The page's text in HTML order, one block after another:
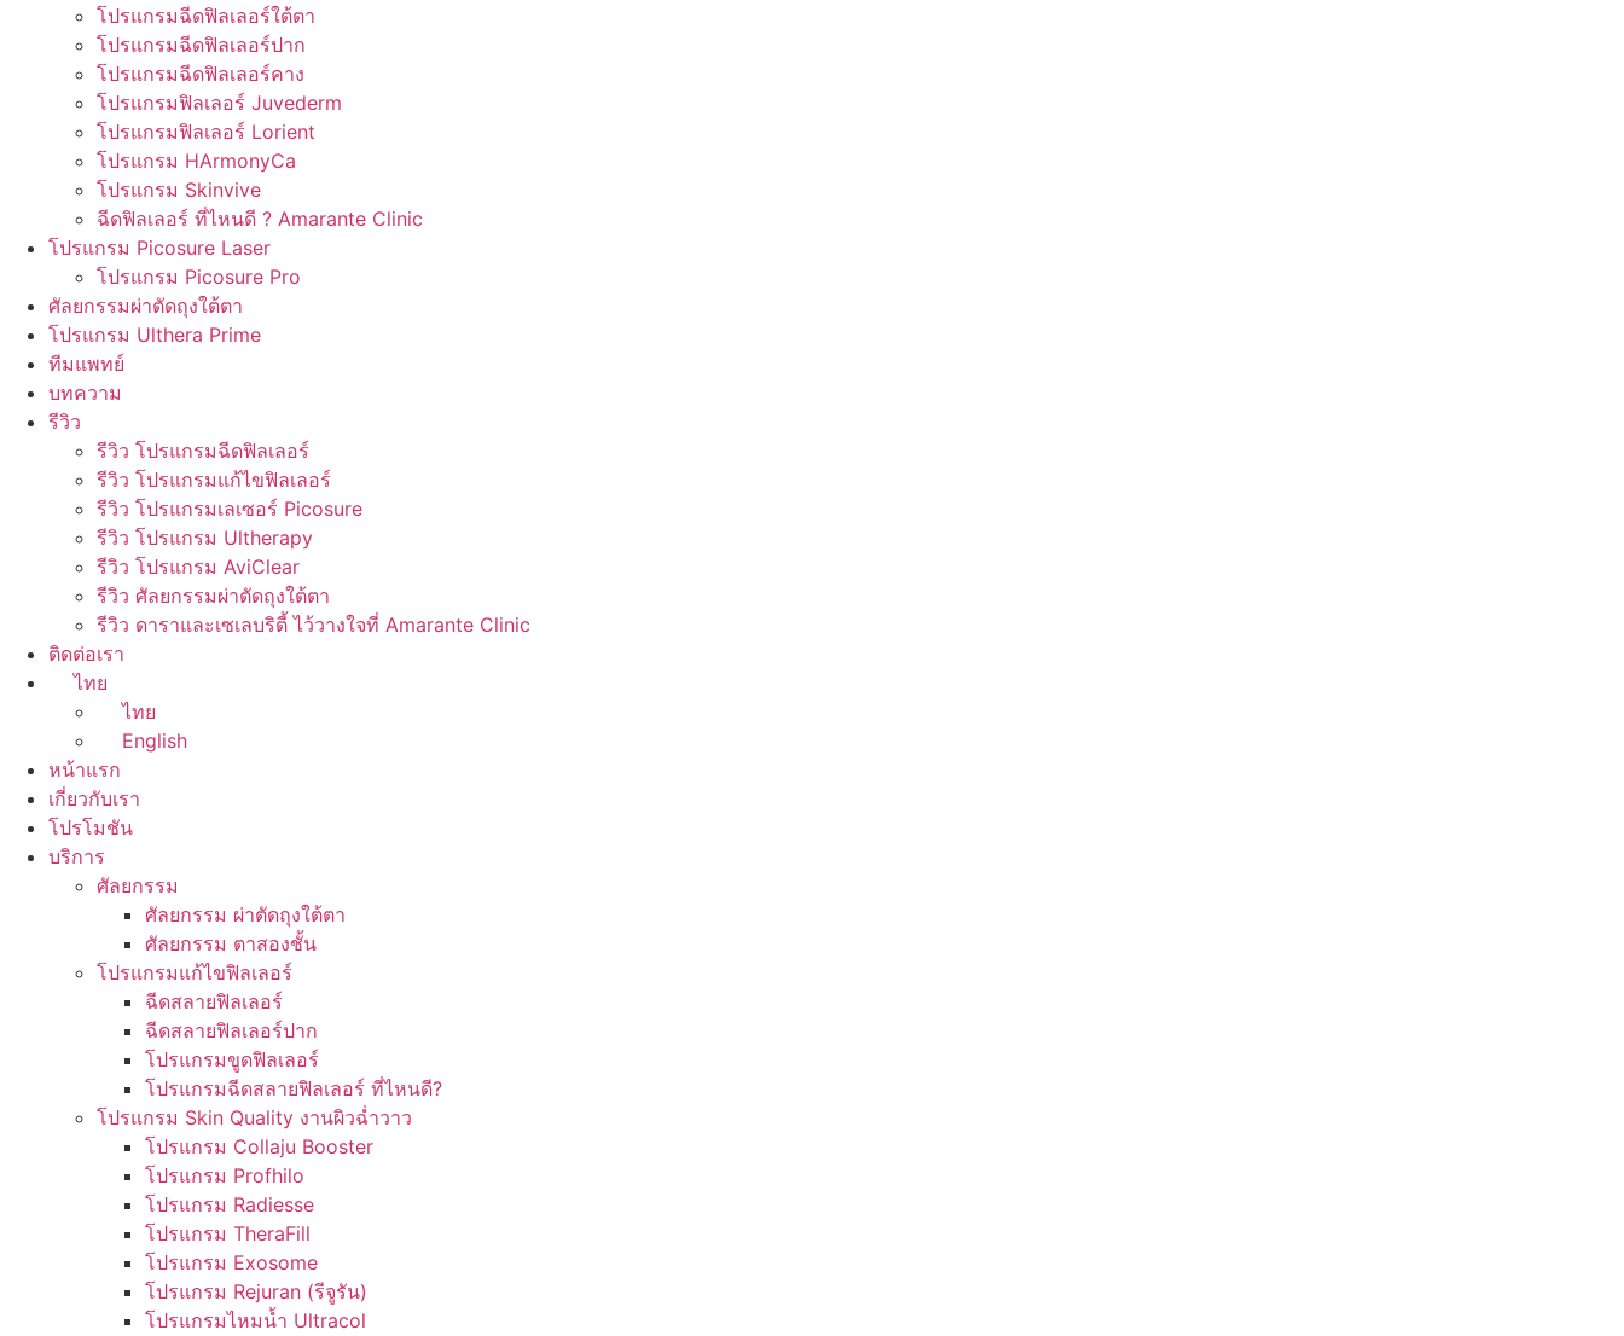
โปรแกรมฉีดฟิลเลอร์ใต้ตา
โปรแกรมฉีดฟิลเลอร์ปาก
โปรแกรมฉีดฟิลเลอร์คาง
โปรแกรมฟิลเลอร์ Juvederm
โปรแกรมฟิลเลอร์ Lorient
โปรแกรม HArmonyCa
โปรแกรม Skinvive
ฉีดฟิลเลอร์ ที่ไหนดี ? Amarante Clinic
โปรแกรม Picosure Laser
โปรแกรม Picosure Pro
ศัลยกรรมผ่าตัดถุงใต้ตา
โปรแกรม Ulthera Prime
ทีมแพทย์
บทความ
รีวิว
รีวิว โปรแกรมฉีดฟิลเลอร์
รีวิว โปรแกรมแก้ไขฟิลเลอร์
รีวิว โปรแกรมเลเซอร์ Picosure
รีวิว โปรแกรม Ultherapy
รีวิว โปรแกรม AviClear
รีวิว ศัลยกรรมผ่าตัดถุงใต้ตา
รีวิว ดาราและเซเลบริตี้ ไว้วางใจที่ Amarante Clinic
ติดต่อเรา
ไทย
ไทย
English
หน้าแรก
เกี่ยวกับเรา
โปรโมชัน
บริการ
ศัลยกรรม
ศัลยกรรม ผ่าตัดถุงใต้ตา
ศัลยกรรม ตาสองชั้น
โปรแกรมแก้ไขฟิลเลอร์
ฉีดสลายฟิลเลอร์
ฉีดสลายฟิลเลอร์ปาก
โปรแกรมขูดฟิลเลอร์
โปรแกรมฉีดสลายฟิลเลอร์ ที่ไหนดี?
โปรแกรม Skin Quality งานผิวฉ่ำวาว
โปรแกรม Collaju Booster
โปรแกรม Profhilo
โปรแกรม Radiesse
โปรแกรม TheraFill
โปรแกรม Exosome
โปรแกรม Rejuran (รีจูรัน)
โปรแกรมไหมน้ำ Ultracol